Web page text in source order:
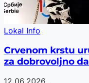
Lokal Info
Crvenom krstu
za dobrovoljno
12.06.2026.